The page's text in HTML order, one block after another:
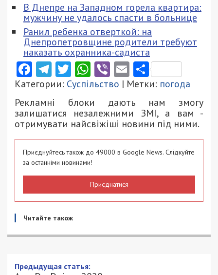
В Днепре на Западном горела квартира:
мужчину не удалось спасти в больнице
Ранил ребенка отверткой: на
Днепропетровщине родители требуют
наказать охранника-садиста
Facebook
Telegram
Twitter
WhatsApp
ViberEmail
Категории: Суспільство | Метки: погода
Рекламні блоки дають нам змогу
залишатися незалежними ЗМІ, а вам -
отримувати найсвіжіші новини під ними.
Приєднуйтесь також до 49000 в Google News. Слідкуйте
за останніми новинами!
Приєднатися
Читайте також
Предыдущая статья: